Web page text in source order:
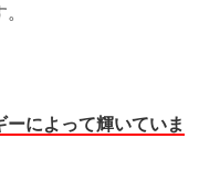
によって輝いていま